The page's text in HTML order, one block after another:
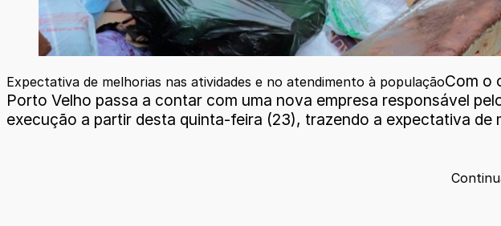
Expectativa de melhorias nas atividades e no atendimento à populaçãoCom o
Porto Velho passa a contar com uma nova empresa responsável
execução a partir desta quinta-feira (23), trazendo a expectativa